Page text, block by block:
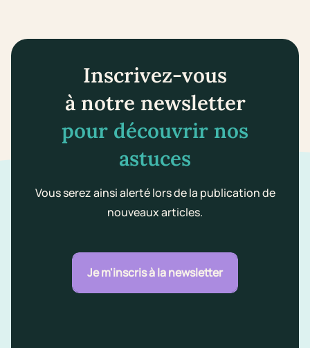
Inscrivez-vous
à notre newsletter
pour découvrir nos
astuces
Vous serez ainsi alerté lors de la publication de
nouveaux articles.
Je m'inscris à la newsletter